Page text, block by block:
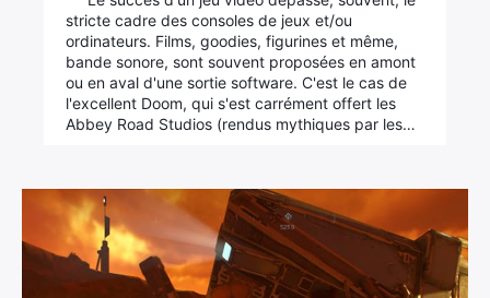
stricte cadre des consoles de jeux et/ou
ordinateurs. Films, goodies, figurines et même,
bande sonore, sont souvent proposées en amont
ou en aval d'une sortie software. C'est le cas de
l'excellent Doom, qui s'est carrément offert les
Abbey Road Studios (rendus mythiques par les…